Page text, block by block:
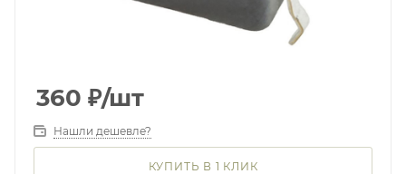
360 ₽/шт
Нашли дешевле?
КУПИТЬ В 1 КЛИК